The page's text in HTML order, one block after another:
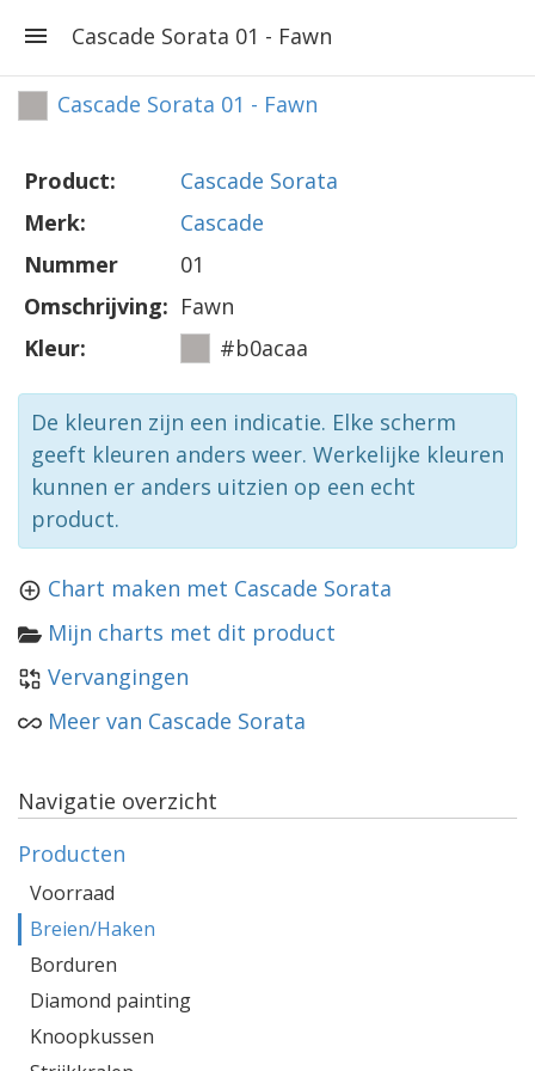
Cascade Sorata 01 - Fawn
Cascade Sorata 01 - Fawn
Product:
Cascade Sorata
Merk:
Cascade
Nummer
01
Omschrijving: Fawn
Kleur:
#b0acaa
De kleuren zijn een indicatie. Elke scherm
geeft kleuren anders weer. Werkelijke kleuren
kunnen er anders uitzien op een echt
product.
Chart maken met Cascade Sorata
Mijn charts met dit product
Vervangingen
Meer van Cascade Sorata
Navigatie overzicht
Producten
Voorraad
Breien/Haken
Borduren
Diamond painting
Knoopkussen